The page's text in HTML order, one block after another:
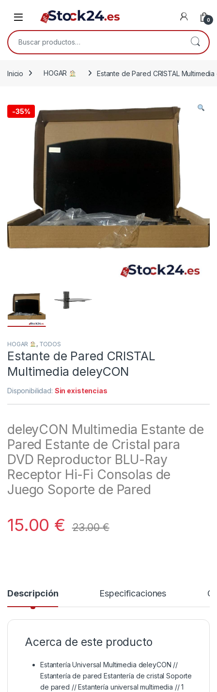
Open 0
Buscar por:
Inicio HOGAR Estante de Pared CRISTAL
-35%
HOGAR , TODOS
Estante de Pared CRISTAL
Multimedia deleyCON
Disponibilidad: Sin existencias
deleyCON Multimedia Estante de
Pared Estante de Cristal para
DVD Reproductor BLU-Ray
Receptor Hi-Fi Consolas de
Juego Soporte de Pared
15.00 € 23.00€
Descripción Especificaciones
Acerca de este producto
Estantería Universal Multimedia deleyCON //
Estantería de pared Estantería de cristal Soporte
de pared // Estantería universal multimedia // 1